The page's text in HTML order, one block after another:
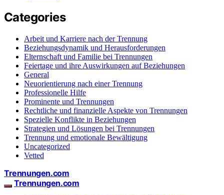
Categories
Arbeit und Karriere nach der Trennung
Beziehungsdynamik und Herausforderungen
Elternschaft und Familie bei Trennungen
Feiertage und ihre Auswirkungen auf Beziehungen
General
Neuorientierung nach einer Trennung
Professionelle Hilfe
Prominente und Trennungen
Rechtliche und finanzielle Aspekte von Trennungen
Spezielle Konflikte in Beziehungen
Strategien und Lösungen bei Trennungen
Trennung und emotionale Bewältigung
Uncategorized
Vetted
Trennungen.com
Trennungen.com